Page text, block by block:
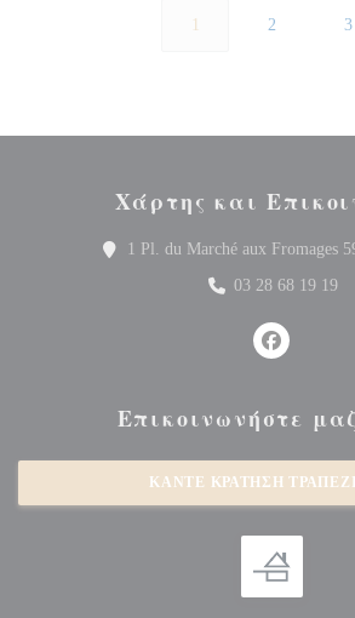
2 3
Χάρτης και
1 Pl. du Marché aux Fromages
03 28 68 19 19
Facebook
Επικοινωνήστε
ΚΆΝΤΕ ΚΡΆΤΗΣΗ